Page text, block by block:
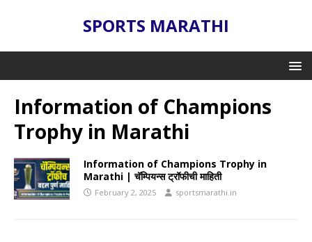
SPORTS MARATHI
Information of Champions
Trophy in Marathi
Information of Champions Trophy in
Marathi | चॅम्पियन्स ट्रॉफीची माहिती
February 2, 2025 sportsmarathi.in